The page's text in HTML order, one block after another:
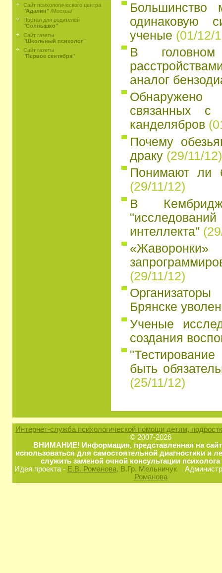
Сайт психологического центра
"Адалин" /Москва/
Портал для родителей
"Солнышко"
Сайт газеты
"Школьный психолог"
Сайт газеты
"Первое сентября"
Большинство
одинаковую
ученые (01/12/
В
аналог
связанных с
канделябров
Почему
драку (29/11/12)
Понимают ли
(29/11/12)
В
интеллекта"
(29/11/12)
Брянске
Ученые
создания
быть
(25/11/12)
Интернет-служба психологической помощи детям,
© 2007-2026
ВНИМАНИЕ! Информация, представленная на
использоваться для самостоятельной диагностики и
служить заменой очной консультации
Идея проекта - Е.В. Романова, В.Гр. Мельничук
Романова